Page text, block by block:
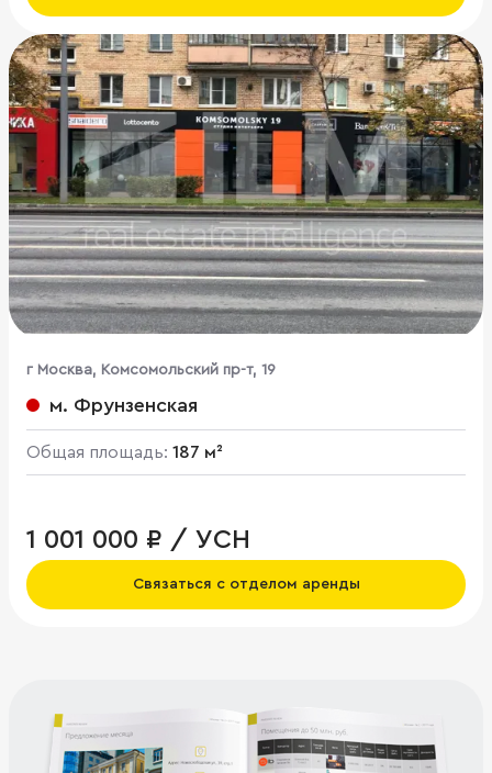
г Москва, Комсомольский пр-т, 19
м. Фрунзенская
Общая площадь: 187 м²
1 001 000 ₽ / УСН
Связаться с отделом аренды